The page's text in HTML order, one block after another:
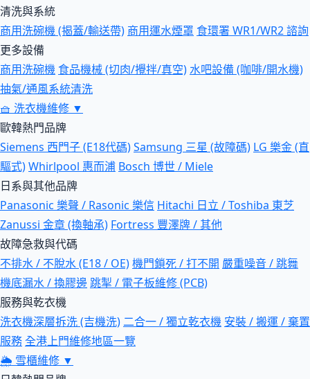
清洗與系統
商用洗碗機 (揭蓋/輸送帶) 商用運水煙罩 食環署 WR1/WR2 諮詢
更多設備
商用洗碗機 食品機械 (切肉/攪拌/真空)水吧設備 (咖啡/開水機)
抽氣/通風系統清洗
🧺 洗衣機維修 ▼
歐韓熱門品牌
Siemens 西門子 (E18代碼)Samsung 三星 (故障碼) LG 樂金 (直
驅式)Whirlpool 惠而浦 Bosch 博世 / Miele
日系與其他品牌
Panasonic 樂聲 / Rasonic 樂信 Hitachi 日立 / Toshiba 東芝
Zanussi 金章 (換軸承) Fortress 豐澤牌 / 其他
故障急救與代碼
不排水 / 不脫水 (E18 / OE)機門鎖死 / 打不開 嚴重噪音 / 跳舞
機底漏水 / 換膠邊跳掣 / 電子板維修 (PCB)
服務與乾衣機
洗衣機深層拆洗 (吉機洗) 二合一 / 獨立乾衣機 安裝 / 搬運 / 棄置
服務全港上門維修地區一覽
🌦 雪櫃維修 ▼